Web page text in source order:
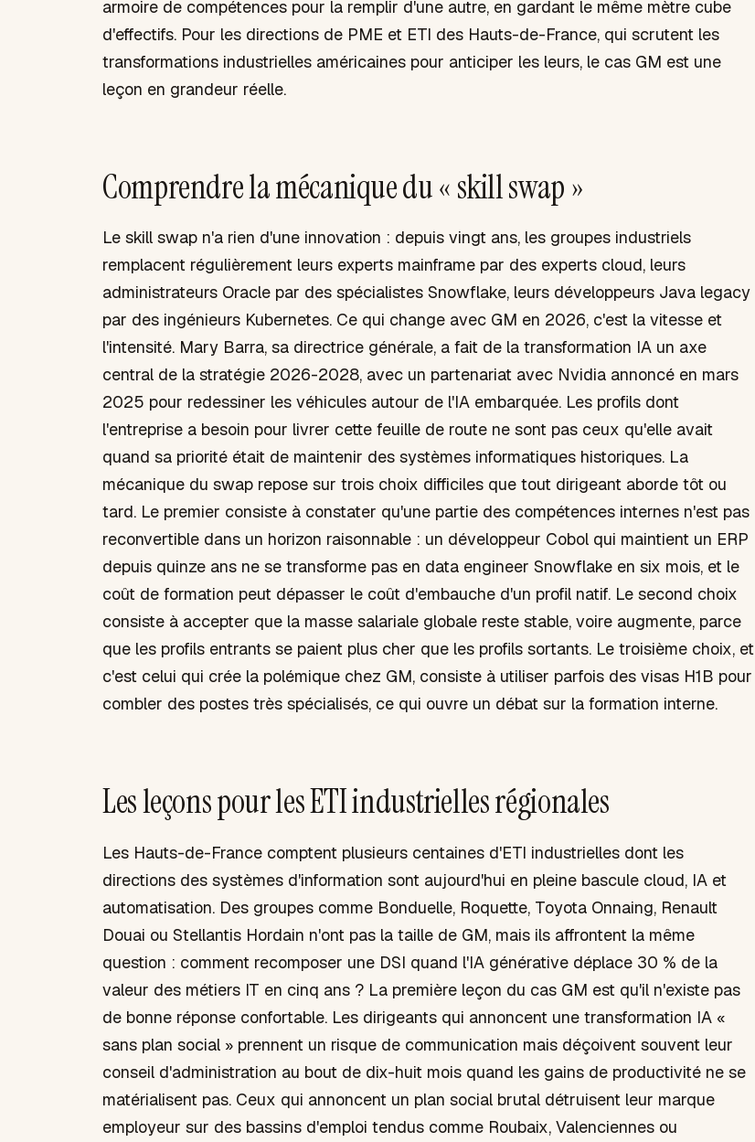
armoire de compétences pour la remplir d'une autre, en gardant le même mètre cube
d'effectifs. Pour les directions de PME et ETI des Hauts-de-France, qui scrutent les
transformations industrielles américaines pour anticiper les leurs, le cas GM est une
leçon en grandeur réelle.
Comprendre la mécanique du « skill swap »
Le skill swap n'a rien d'une innovation : depuis vingt ans, les groupes industriels
remplacent régulièrement leurs experts mainframe par des experts cloud, leurs
administrateurs Oracle par des spécialistes Snowflake, leurs développeurs Java legacy
par des ingénieurs Kubernetes. Ce qui change avec GM en 2026, c'est la vitesse et
l'intensité. Mary Barra, sa directrice générale, a fait de la transformation IA un axe
central de la stratégie 2026-2028, avec un partenariat avec Nvidia annoncé en mars
2025 pour redessiner les véhicules autour de l'IA embarquée. Les profils dont
l'entreprise a besoin pour livrer cette feuille de route ne sont pas ceux qu'elle avait
quand sa priorité était de maintenir des systèmes informatiques historiques. La
mécanique du swap repose sur trois choix difficiles que tout dirigeant aborde tôt ou
tard. Le premier consiste à constater qu'une partie des compétences internes n'est pas
reconvertible dans un horizon raisonnable : un développeur Cobol qui maintient un ERP
depuis quinze ans ne se transforme pas en data engineer Snowflake en six mois, et le
coût de formation peut dépasser le coût d'embauche d'un profil natif. Le second choix
consiste à accepter que la masse salariale globale reste stable, voire augmente, parce
que les profils entrants se paient plus cher que les profils sortants. Le troisième choix, et
c'est celui qui crée la polémique chez GM, consiste à utiliser parfois des visas H1B pour
combler des postes très spécialisés, ce qui ouvre un débat sur la formation interne.
Les leçons pour les ETI industrielles régionales
Les Hauts-de-France comptent plusieurs centaines d'ETI industrielles dont les
directions des systèmes d'information sont aujourd'hui en pleine bascule cloud, IA et
automatisation. Des groupes comme Bonduelle, Roquette, Toyota Onnaing, Renault
Douai ou Stellantis Hordain n'ont pas la taille de GM, mais ils affrontent la même
question : comment recomposer une DSI quand l'IA générative déplace 30 % de la
valeur des métiers IT en cinq ans ? La première leçon du cas GM est qu'il n'existe pas
de bonne réponse confortable. Les dirigeants qui annoncent une transformation IA «
sans plan social » prennent un risque de communication mais déçoivent souvent leur
conseil d'administration au bout de dix-huit mois quand les gains de productivité ne se
matérialisent pas. Ceux qui annoncent un plan social brutal détruisent leur marque
employeur sur des bassins d'emploi tendus comme Roubaix, Valenciennes ou